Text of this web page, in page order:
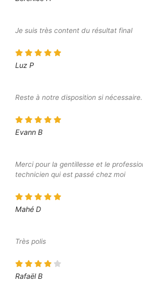
Je suis très content du résultat final
Luz P
Reste à notre disposition si
Evann B
Merci pour la gentillesse et le
technicien qui est passé chez moi
Mahé D
Très polis
Rafaël B